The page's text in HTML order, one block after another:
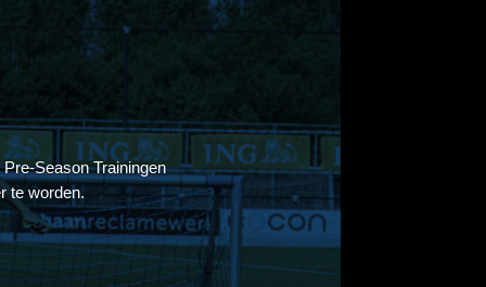
Season Trainingen
te worden.